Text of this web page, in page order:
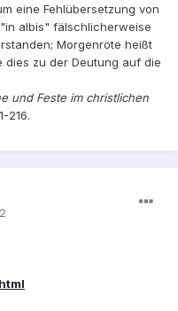
eine Fehlübersetzung von
albis" fälschlicherweise
Morgenröte heißt
zu der Deutung auf die
und Feste im christlichen
216.